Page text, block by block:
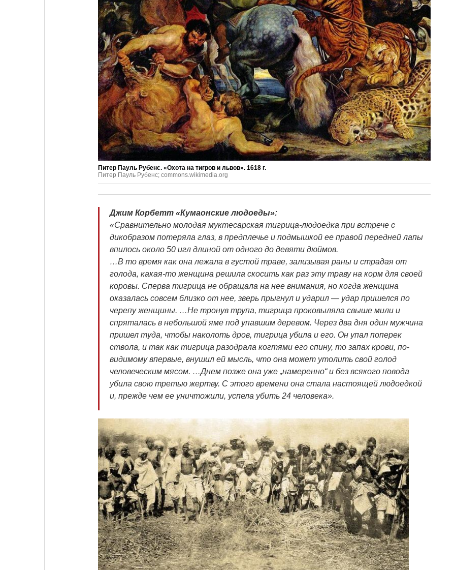
Питер Пауль Рубенс. «Охота на тигров и львов». 1618 г.
Питер Пауль Рубенс; commons.wikimedia.org
Джим Корбетт «Кумаонские людоеды»:
«Сравнительно молодая муктесарская тигрица-людоедка при встрече с
дикобразом потеряла глаз, в предплечье и подмышкой ее правой передней лапы
впилось около 50 игл длиной от одного до девяти дюймов.
…В то время как она лежала в густой траве, зализывая раны и страдая от
голода, какая-то женщина решила скосить как раз эту траву на корм для своей
коровы. Сперва тигрица не обращала на нее внимания, но когда женщина
оказалась совсем близко от нее, зверь прыгнул и ударил — удар пришелся по
черепу женщины. …Не тронув трупа, тигрица проковыляла свыше мили и
спряталась в небольшой яме под упавшим деревом. Через два дня один мужчина
пришел туда, чтобы наколоть дров, тигрица убила и его. Он упал поперек
ствола, и так как тигрица разодрала когтями его спину, то запах крови, по-
видимому впервые, внушил ей мысль, что она может утолить свой голод
человеческим мясом. …Днем позже она уже „намеренно“ и без всякого повода
убила свою третью жертву. С этого времени она стала настоящей людоедкой
и, прежде чем ее уничтожили, успела убить 24 человека».